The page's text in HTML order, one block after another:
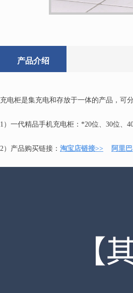
产品介绍
充电柜是集充电和存放于一体的产品，可分
1）一代精品手机充电柜：*20位、30位、
2）产品购买链接： 淘宝店链接>> 阿里